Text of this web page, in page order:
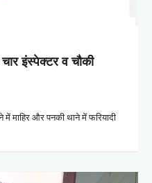
इंस्पेक्टर व चौकी
माहिर और पनकी थाने में फरियादी